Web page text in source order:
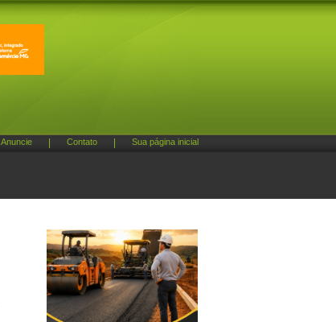
Anuncie Contato Sua página inicial